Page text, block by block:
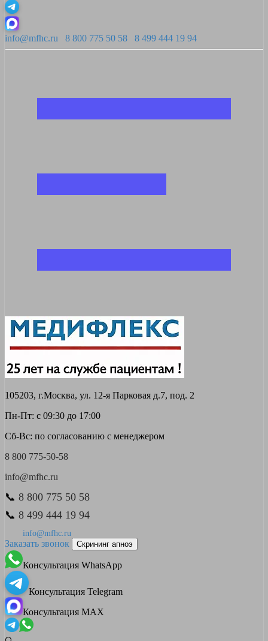
info@mfhc.ru 8 800 775 50 58 8 499 444 19 94
105203, г.Москва, ул. 12-я Парковая д.7, под. 2
Пн-Пт: с 09:30 до 17:00
Сб-Вс: по согласованию с менеджером
8 800 775-50-58
info@mfhc.ru
📞 8 800 775 50 58
📞 8 499 444 19 94
info@mfhc.ru
Заказать звонок Скрининг апноэ
Консультация WhatsApp
Консультация Telegram
Консультация MAX